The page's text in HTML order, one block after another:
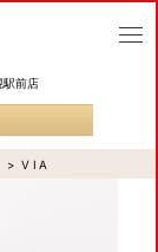
駅前店
VIA